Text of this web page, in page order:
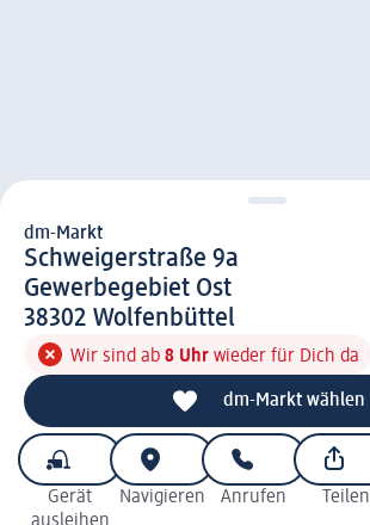
d m-Markt
dm-Markt
Schweigerstraße 9a
Gewerbegebiet Ost
3 8 3 0 2
38302 Wolfenbüttel
Wir sind ab 8 Uhr wieder für Dich da
dm-Markt wählen
Gerät
Navigieren Anrufen Teilen